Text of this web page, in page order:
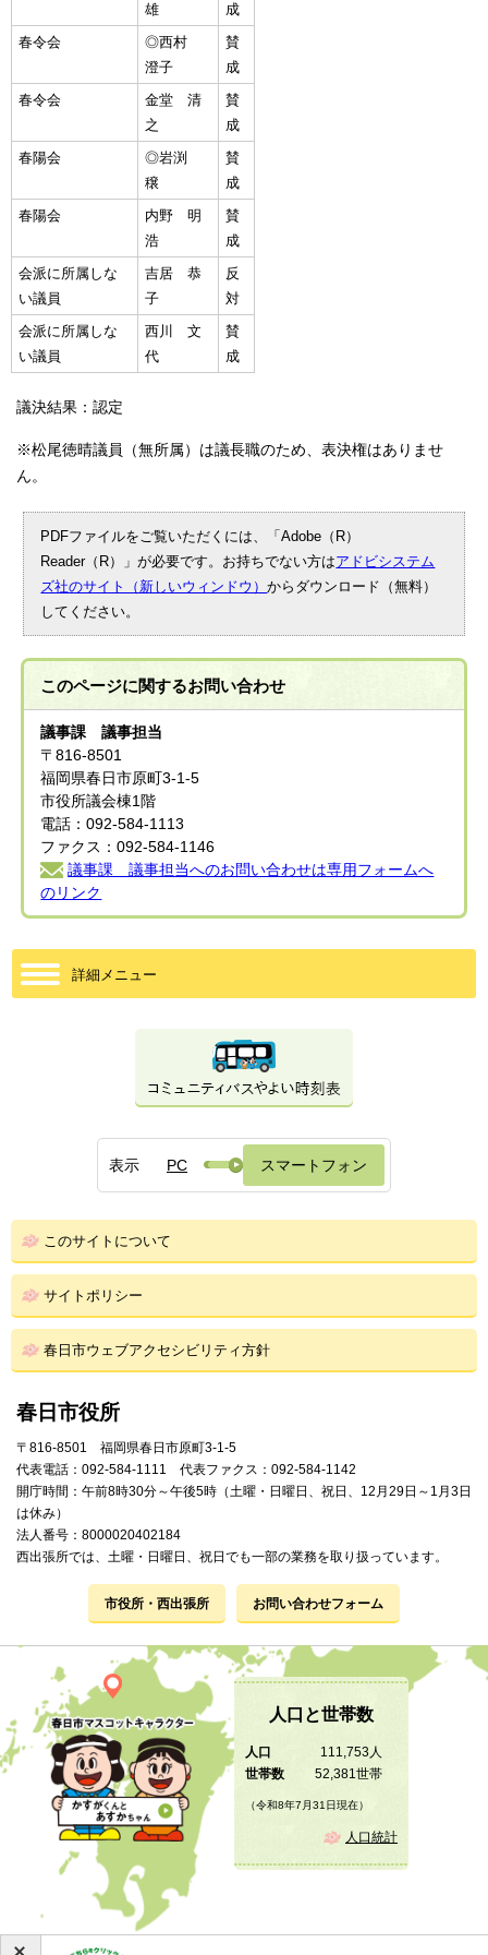
雄
成
春令会
◎西村
澄子
賛
成
春令会
金堂 清
之
賛
成
春陽会
◎岩渕
穣
賛
成
春陽会
内野 明
浩
賛
成
会派に所属しな
い議員
吉居 恭
子
反
対
会派に所属しな
い議員
西川 文
代
賛
成
議決結果：認定
※松尾徳晴議員（無所属）は議長職のため、表決権はありませ
ん。
PDFファイルをご覧いただくには、「Adobe（R）
Reader（R）」が必要です。お持ちでない方はアドビシステム
ズ社のサイト（新しいウィンドウ）からダウンロード（無料）
してください。
このページに関するお問い合わせ
議事課 議事担当
〒816-8501
福岡県春日市原町3-1-5
市役所議会棟1階
電話：092-584-1113
ファクス：092-584-1146
議事課 議事担当へのお問い合わせは専用フォームへ
のリンク
詳細メニュー
表示 PC スマートフォン
このサイトについて
サイトポリシー
春日市ウェブアクセシビリティ方針
春日市役所
〒816-8501 福岡県春日市原町3-1-5
代表電話：092-584-1111 代表ファクス：092-584-1142
開庁時間：午前8時30分～午後5時（土曜・日曜日、祝日、12月29日～1月3日
は休み）
法人番号：8000020402184
西出張所では、土曜・日曜日、祝日でも一部の業務を取り扱っています。
市役所・西出張所 お問い合わせフォーム
人口と世帯数
人口
111,753人
世帯数
52,381世帯
（令和8年7月31日現在）
人口統計